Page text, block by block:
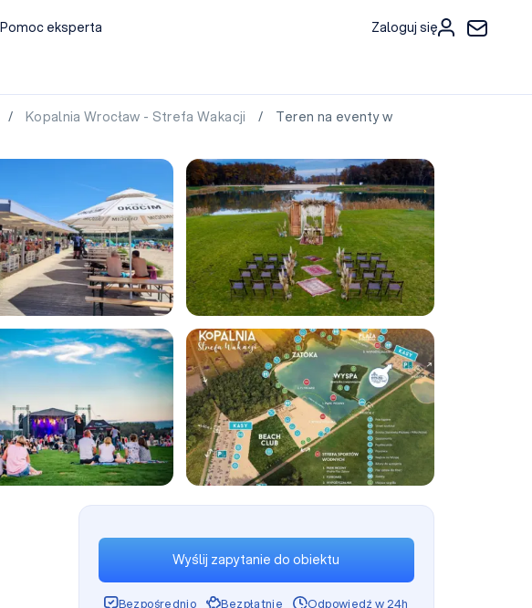
Pomoc eksperta Zaloguj się
/ Kopalnia Wrocław - Strefa Wakacji
/ Teren na eventy w
+3
Wyślij zapytanie do obiektu
Bezpośrednio Bezpłatnie Odpowiedź w 24h